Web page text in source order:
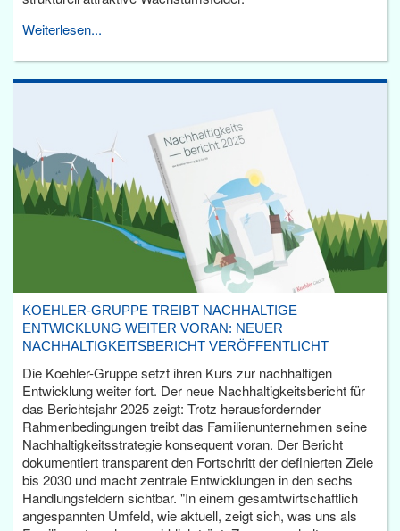
Weiterlesen...
KOEHLER-GRUPPE TREIBT NACHHALTIGE
ENTWICKLUNG WEITER VORAN: NEUER
NACHHALTIGKEITSBERICHT VERÖFFENTLICHT
Die Koehler-Gruppe setzt ihren Kurs zur nachhaltigen
Entwicklung weiter fort. Der neue Nachhaltigkeitsbericht für
das Berichtsjahr 2025 zeigt: Trotz herausfordernder
Rahmenbedingungen treibt das Familienunternehmen seine
Nachhaltigkeitsstrategie konsequent voran. Der Bericht
dokumentiert transparent den Fortschritt der definierten Ziele
bis 2030 und macht zentrale Entwicklungen in den sechs
Handlungsfeldern sichtbar. "In einem gesamtwirtschaftlich
angespannten Umfeld, wie aktuell, zeigt sich, was uns als